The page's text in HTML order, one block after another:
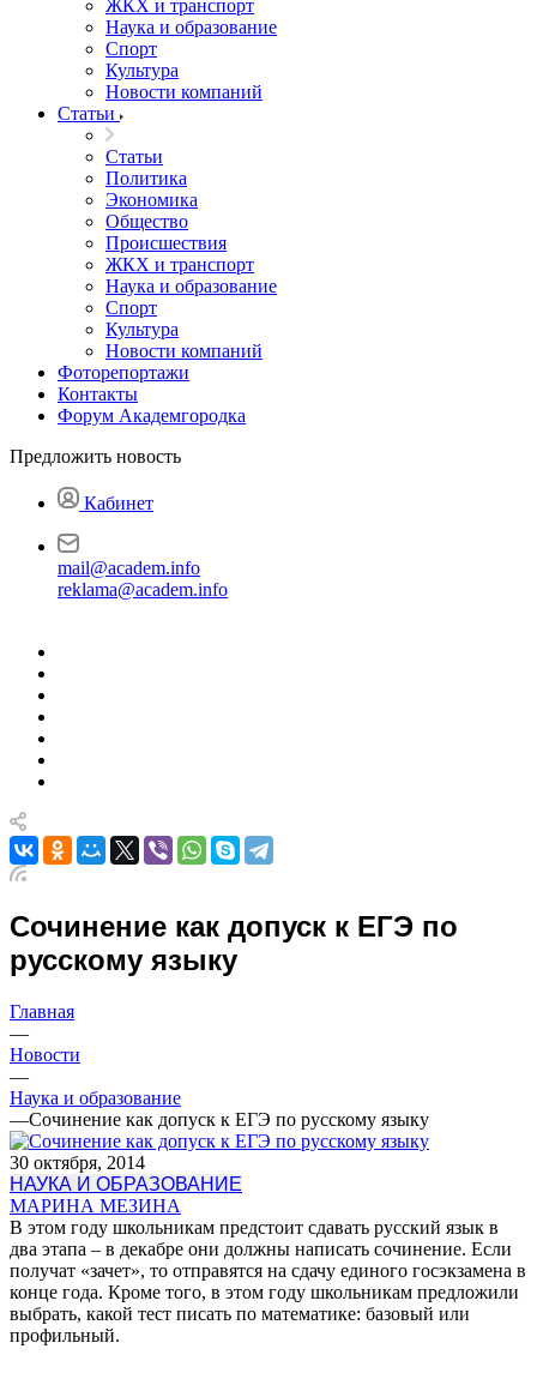
ЖКХ и транспорт
Наука и образование
Спорт
Культура
Новости компаний
Статьи
Статьи
Политика
Экономика
Общество
Происшествия
ЖКХ и транспорт
Наука и образование
Спорт
Культура
Новости компаний
Фоторепортажи
Контакты
Форум Академгородка
Предложить новость
Кабинет
mail@academ.info
reklama@academ.info
Сочинение как допуск к ЕГЭ по
русскому языку
Главная
—
Новости
—
Наука и образование
—Сочинение как допуск к ЕГЭ по русскому языку
30 октября, 2014
НАУКА И ОБРАЗОВАНИЕ
МАРИНА МЕЗИНА
В этом году школьникам предстоит сдавать русский язык в
два этапа – в декабре они должны написать сочинение. Если
получат «зачет», то отправятся на сдачу единого госэкзамена в
конце года. Кроме того, в этом году школьникам предложили
выбрать, какой тест писать по математике: базовый или
профильный.